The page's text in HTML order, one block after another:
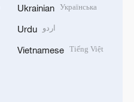
Ukrainian Українська
Urdu اردو
Vietnamese Tiếng Việt